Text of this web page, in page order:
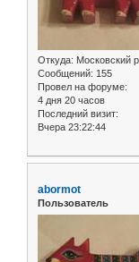
Откуда: Московский
Сообщений: 155
Провел на форуме:
4 дня 20 часов
Последний визит:
Вчера 23:22:44
abormot
Пользователь